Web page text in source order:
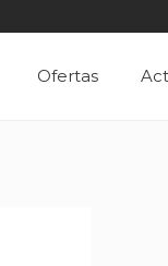
Ofertas